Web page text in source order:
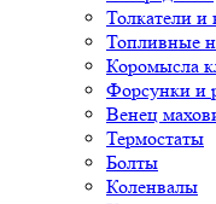
Толкатели
Топливные
Коромысла
Форсунки и
Венец
Термостаты
Болты
Коленвалы